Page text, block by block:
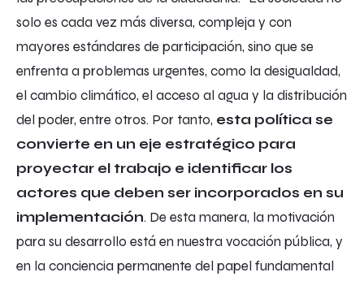
solo es cada vez más diversa, compleja y con
mayores estándares de participación, sino que se
enfrenta a problemas urgentes, como la desigualdad,
el cambio climático, el acceso al agua y la distribución
del poder, entre otros. Por tanto, esta política se
convierte en un eje estratégico para
proyectar el trabajo e identificar los
actores que deben ser incorporados en su
implementación. De esta manera, la motivación
para su desarrollo está en nuestra vocación pública, y
en la conciencia permanente del papel fundamental